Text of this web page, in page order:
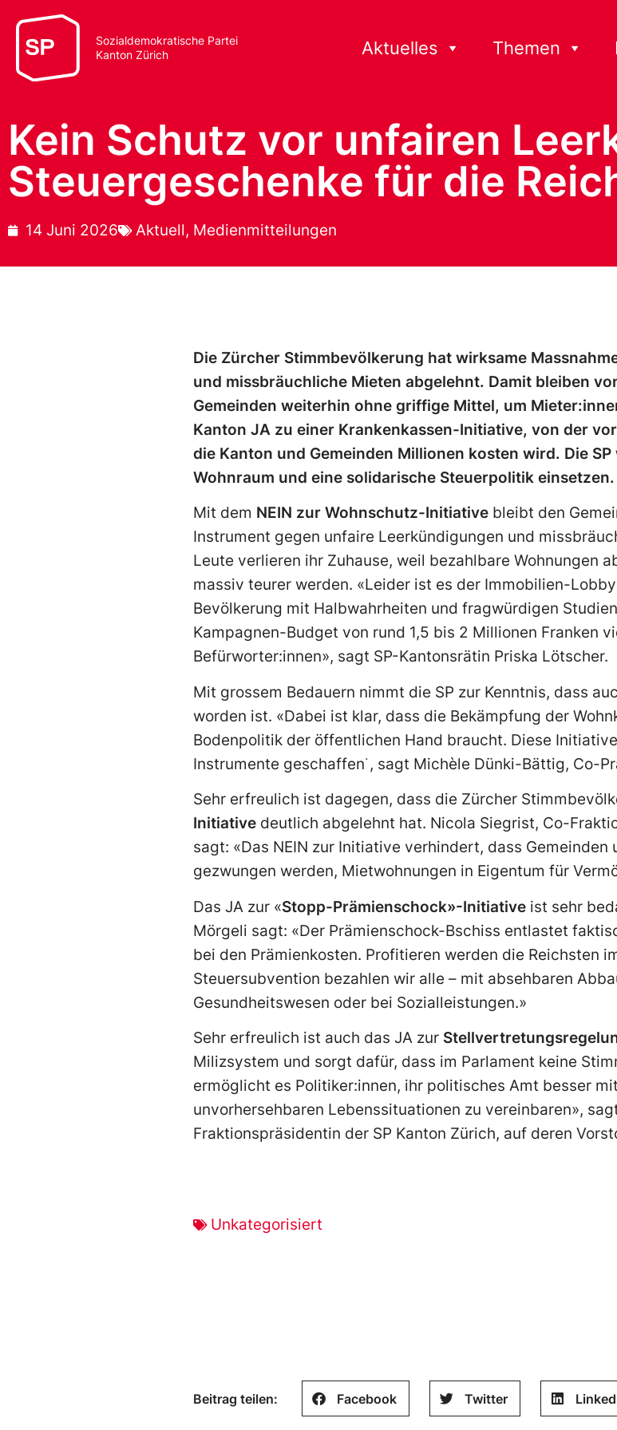
Sozialdemokratische Partei
Kanton Zürich
Aktuelles Themen
Kein Schutz vor unfairen
Steuergeschenke für die
14 Juni 2026 Aktuell, Medienmitteilungen
Die Zürcher Stimmbevölkerung hat wirksame
und missbräuchliche Mieten abgelehnt. Damit bleiben
Gemeinden weiterhin ohne griffige Mittel, um
Kanton JA zu einer Krankenkassen-Initiative, von der
die Kanton und Gemeinden Millionen kosten wird. Die
Wohnraum und eine solidarische Steuerpolitik einsetzen.
Mit dem NEIN zur Wohnschutz-Initiative bleibt den
Instrument gegen unfaire Leerkündigungen und
Leute verlieren ihr Zuhause, weil bezahlbare Wohnungen
massiv teurer werden. «Leider ist es der Immobilien-
Bevölkerung mit Halbwahrheiten und fragwürdigen
Kampagnen-Budget von rund 1,5 bis 2 Millionen Franken
Befürworter:innen», sagt SP-Kantonsrätin Priska Lötscher.
Mit grossem Bedauern nimmt die SP zur Kenntnis, dass
worden ist. «Dabei ist klar, dass die Bekämpfung der
Bodenpolitik der öffentlichen Hand braucht. Diese
Instrumente geschaffen˙, sagt Michèle Dünki-Bättig, Co-
Sehr erfreulich ist dagegen, dass die Zürcher
Initiative deutlich abgelehnt hat. Nicola Siegrist, Co-
sagt: «Das NEIN zur Initiative verhindert, dass Gemeinden
gezwungen werden, Mietwohnungen in Eigentum für
Das JA zur «Stopp-Prämienschock»-Initiative ist sehr
Mörgeli sagt: «Der Prämienschock-Bschiss entlastet
bei den Prämienkosten. Profitieren werden die Reichsten
Steuersubvention bezahlen wir alle – mit absehbaren
Gesundheitswesen oder bei Sozialleistungen.»
Sehr erfreulich ist auch das JA zur
Milizsystem und sorgt dafür, dass im Parlament keine
ermöglicht es Politiker:innen, ihr politisches Amt besser
unvorhersehbaren Lebenssituationen zu vereinbaren»,
Fraktionspräsidentin der SP Kanton Zürich, auf deren
Unkategorisiert
Beitrag teilen: Facebook Twitter